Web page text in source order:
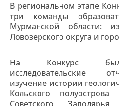
В региональном этапе
три команды
Мурманской области:
Ловозерского округа и
На Конкурс были
исследовательские
изучение истории
Кольского
Советского